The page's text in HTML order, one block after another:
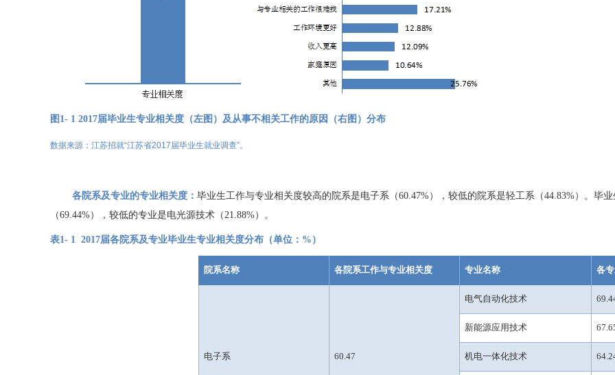
图 1- 12017届毕业生专业相关度（左图）及从事不相关工作的原因（右图） 分布
数据来源：江苏招就“江苏省2017届毕业生就业调查”。
各院系及专业的专业相关度： 毕业生工作与专业相关度较高的院系是电子系（60.47%），较低的院系是轻工系（44.83%）。毕业
（69.44%），较低的专业是电光源技术（21.88%）。
表1- 12017届各院系及专业毕业生专业相关度分布（单位： % ）
院系名称 各院系工作与专业相关度 专业名称 各
电子系 60.47
电气自动化技术
新能源应用技术
机电一体化技术